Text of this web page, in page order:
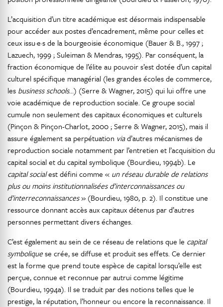
L’acquisition d’un titre académique est désormais indispensable
pour accéder aux postes d’encadrement, même pour celles et
ceux issu·e·s de la bourgeoisie économique (Bauer & B., 1997 ;
Lazuech, 1999 ; Suleiman & Mendras, 1995). Par conséquent, la
fraction économique de l’élite au pouvoir s’est dotée d’un capital
culturel spécifique managérial (les grandes écoles de commerce,
les business schools…) (Serre & Wagner, 2015) qui lui offre une
voie académique de reproduction sociale. Ce groupe social
cumule non seulement des capitaux économiques et culturels
(Pinçon & Pinçon-Charlot, 2000 ; Serre & Wagner, 2015), mais il
assure également sa perpétuation viad’autres mécanismes de
reproduction sociale notamment par l’entretien et l’acquisition du
capital social et du capital symbolique (Bourdieu, 1994b). Le
capital socialest défini comme « un réseau durable de relations
plus ou moins institutionnalisées d’interconnaissances ou
d’interreconnaissances» (Bourdieu, 1980, p. 2). Il constitue une
ressource donnant accès aux capitaux détenus par d’autres
personnes permettant divers échanges.
C’est également au sein de ce réseau de relations que le capital
symboliquese crée, se diffuse et produit ses effets. Ce dernier
est la forme que prend toute espèce de capital lorsqu’elle est
perçue, connue et reconnue par autrui comme légitime
(Bourdieu, 1994a). Il se traduit par des notions telles que le
prestige, la réputation, l’honneur ou encore la reconnaissance. Il